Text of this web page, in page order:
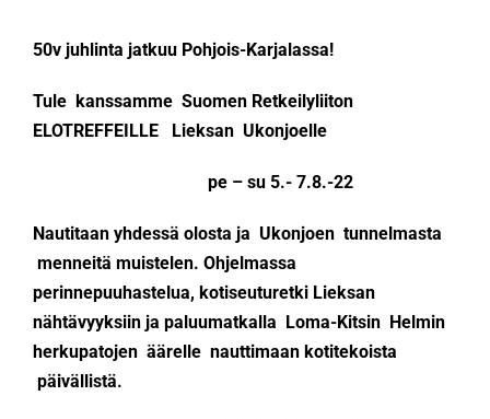
TOIMINTA
RETKEILIJÄ-LEHTI
OTA YHTEYTTÄ
ENG
50v juhlinta jatkuu Pohjois-Karjalassa!
Tule kanssamme Suomen Retkeilyliiton
ELOTREFFEILLE Lieksan Ukonjoelle
pe – su 5.- 7.8.-22
Nautitaan yhdessä olosta ja Ukonjoen tunnelmasta
menneitä muistelen. Ohjelmassa
perinnepuuhastelua, kotiseuturetki Lieksan
nähtävyyksiin ja paluumatkalla Loma-Kitsin Helmin
herkupatojen äärelle nauttimaan kotitekoista
päivällistä.